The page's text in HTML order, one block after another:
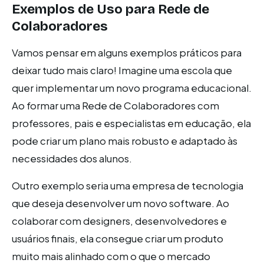
Exemplos de Uso para Rede de
Colaboradores
Vamos pensar em alguns exemplos práticos para
deixar tudo mais claro! Imagine uma escola que
quer implementar um novo programa educacional.
Ao formar uma Rede de Colaboradores com
professores, pais e especialistas em educação, ela
pode criar um plano mais robusto e adaptado às
necessidades dos alunos.
Outro exemplo seria uma empresa de tecnologia
que deseja desenvolver um novo software. Ao
colaborar com designers, desenvolvedores e
usuários finais, ela consegue criar um produto
muito mais alinhado com o que o mercado